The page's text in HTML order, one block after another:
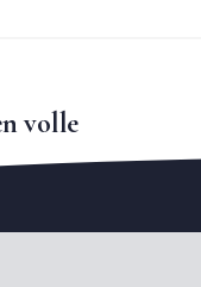
volle
en het complete